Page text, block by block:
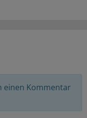
einen Kommentar